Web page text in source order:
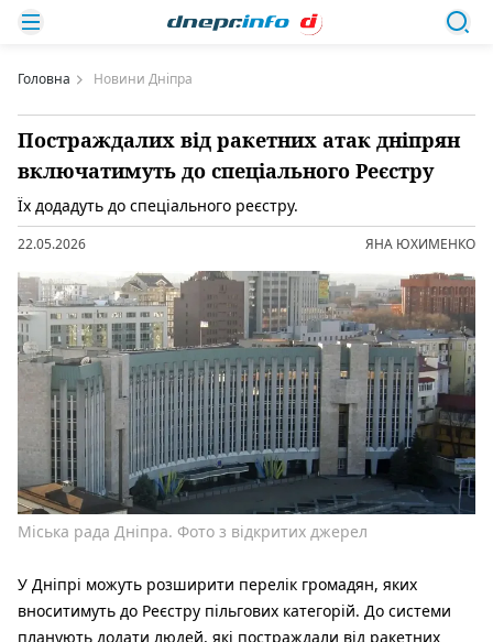
Головна Новини Дніпра
Постраждалих від ракетних атак дніпрян
включатимуть до спеціального Реєстру
Їх додадуть до спеціального реєстру.
22.05.2026 ЯНА ЮХИМЕНКО
Міська рада Дніпра. Фото з відкритих джерел
У Дніпрі можуть розширити перелік громадян, яких
вноситимуть до Реєстру пільгових категорій. До системи
планують додати людей, які постраждали від ракетних